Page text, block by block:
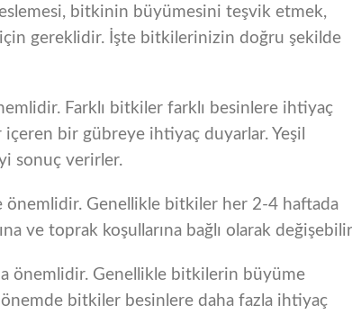
bitkinin büyümesini teşvik etmek,
gereklidir. İşte bitkilerinizin doğru şekilde
Farklı bitkiler farklı besinlere ihtiyaç
bir gübreye ihtiyaç duyarlar. Yeşil
sonuç verirler.
önemlidir. Genellikle bitkiler her 2-4 haftada
ve toprak koşullarına bağlı olarak
önemlidir. Genellikle bitkilerin büyüme
bitkiler besinlere daha fazla ihtiyaç